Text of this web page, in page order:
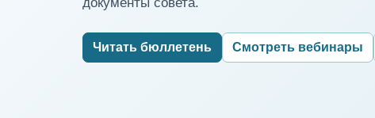
Читать бюллетень Смотреть вебинары